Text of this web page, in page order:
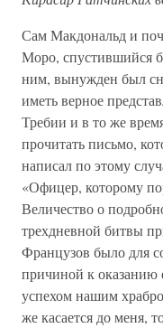
Сам Макдональд и
Моро, спустившийся
ним, вынужден был
иметь верное
Требии и в то же
прочитать письмо,
написал по этому
«Офицер, которому
Величество о
трехдневной битвы
Французов было для
причиной к
успехом нашим
же касается до меня,